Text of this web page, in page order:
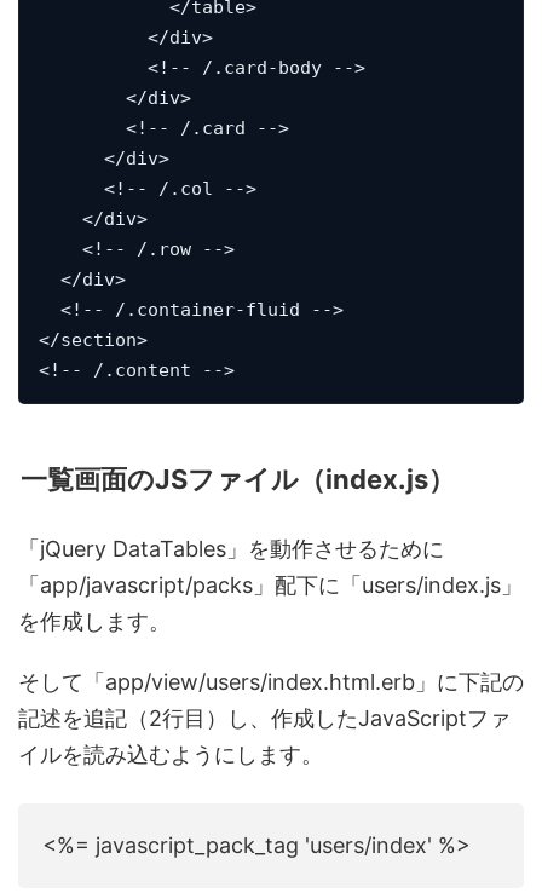
            </table>
          </div>
          <!-- /.card-body -->
        </div>
        <!-- /.card -->
      </div>
      <!-- /.col -->
    </div>
    <!-- /.row -->
  </div>
  <!-- /.container-fluid -->
</section>
<!-- /.content -->
一覧画面のJSファイル（index.js）
「jQuery DataTables」を動作させるために
「app/javascript/packs」配下に「users/index.js」
を作成します。
そして「app/view/users/index.html.erb」に下記の
記述を追記（2行目）し、作成したJavaScriptファ
イルを読み込むようにします。
<%= javascript_pack_tag 'users/index' %>